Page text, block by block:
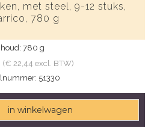
met steel, 9-12 stuks,
780 g
780 g
(€ 22,44 excl. BTW)
51330
in winkelwagen